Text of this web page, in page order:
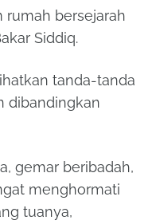
rumah bersejarah
Siddiq.
tanda-tanda
dibandingkan
gemar beribadah,
menghormati
tuanya,